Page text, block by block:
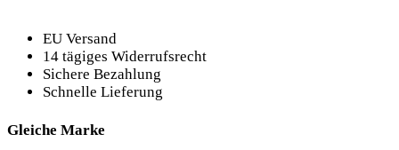
EU Versand
14 tägiges Widerrufsrecht
Sichere Bezahlung
Schnelle Lieferung
Gleiche Marke